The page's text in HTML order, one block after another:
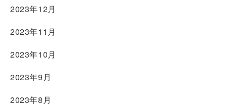
2023年12月
2023年11月
2023年10月
2023年9月
2023年8月